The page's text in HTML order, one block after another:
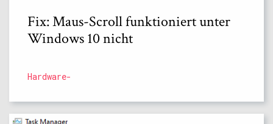
Fix: Maus-Scroll funktioniert unter
Windows 10 nicht
Hardware-